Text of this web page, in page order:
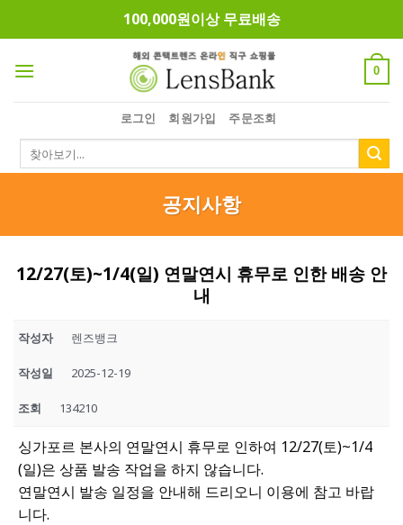
100,000원이상 무료배송
0
로그인 회원가입 주문조회
색:
공지사항
12/27(토)~1/4(일) 연말연시 휴무로 인한 배송 안
내
작성자 렌즈뱅크
작성일 2025-12-19
조회 134210
싱가포르 본사의 연말연시 휴무로 인하여 12/27(토)~1/4
(일)은 상품 발송 작업을 하지 않습니다.
연말연시 발송 일정을 안내해 드리오니 이용에 참고 바랍
니다.